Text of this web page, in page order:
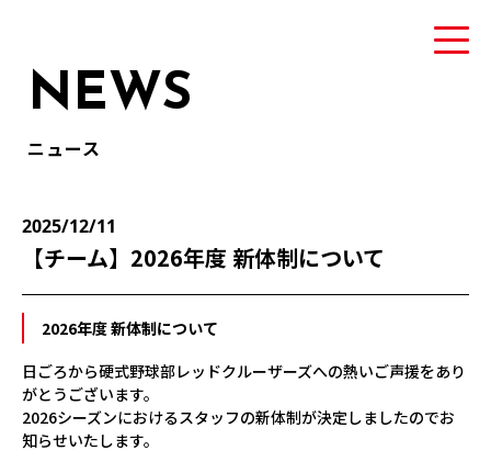
トヨタ自動車硬式野球部について
MEMBER
選手・スタッフ紹介
NEWS
ニュース
NEWS
ニュース
2025/12/11
【チーム】2026年度 新体制について
2026年度 新体制について
日ごろから硬式野球部レッドクルーザーズへの熱いご声援をあり
がとうございます。
2026シーズンにおけるスタッフの新体制が決定しましたのでお
知らせいたします。